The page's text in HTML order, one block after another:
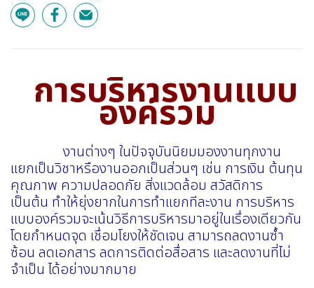
การบริหารงานแบบ
องค์รวม
งานต่างๆ ในปัจจุบันนิยมมองงานทุกงาน
แยกเป็นวิชาหรืองานออกเป็นส่วนๆ เช่น การเงิน ต้นทุน
คุณภาพ ความปลอดภัย สิ่งแวดล้อม สวัสดิการ
เป็นต้น ทำให้ยุ่งยากในการทำแยกทีละงาน การบริหาร
แบบองค์รวมจะเน้นวิธีการบริหารมาอยู่ในเรื่องเดียวกัน
โดยกำหนดจุด เชื่อมโยงให้ชัดเจน สามารถลดงานซ้ำ
ซ้อน ลดเอกสาร ลดการติดต่อสื่อสาร และลดงานที่ไม่
จำเป็น ได้อย่างมากมาย